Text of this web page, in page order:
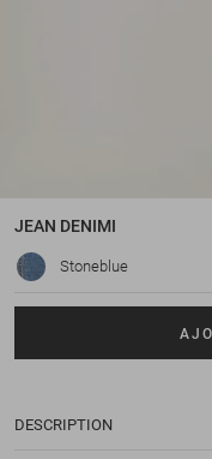
JEAN DENIMI
Stoneblue
DESCRIPTION